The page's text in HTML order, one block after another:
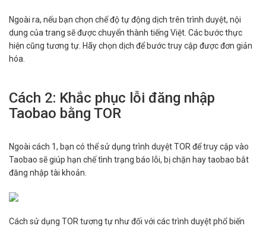
Ngoài ra, nếu bạn chọn chế độ tự động dịch trên trình duyệt, nội
dung của trang sẽ được chuyển thành tiếng Việt. Các bước thực
hiện cũng tương tự. Hãy chọn dịch để bước truy cập được đơn giản
hóa.
Cách 2: Khắc phục lỗi đăng nhập
Taobao bằng TOR
Ngoài cách 1, bạn có thể sử dụng trình duyệt TOR để truy cập vào
Taobao sẽ giúp hạn chế tình trạng báo lỗi, bị chặn hay taobao bắt
đăng nhập tài khoản.
Cách sử dụng TOR tương tự như đối với các trình duyệt phổ biến